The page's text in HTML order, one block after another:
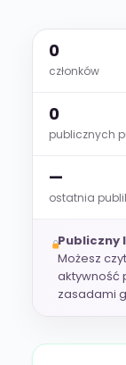
0
członków
0
publicznych
—
ostatnia
Publiczny
Możesz
aktywność
zasadami